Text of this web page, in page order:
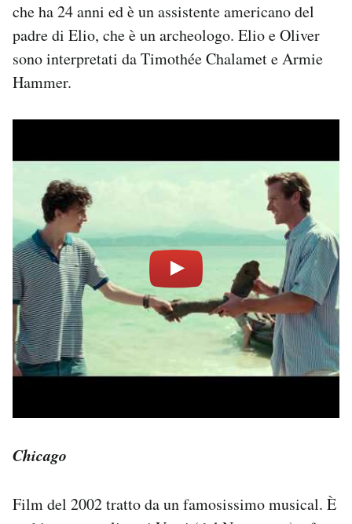
che ha 24 anni ed è un assistente americano del
padre di Elio, che è un archeologo. Elio e Oliver
sono interpretati da Timothée Chalamet e Armie
Hammer.
Chicago
Film del 2002 tratto da un famosissimo musical. È